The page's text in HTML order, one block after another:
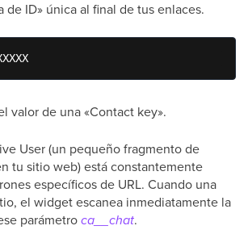
de ID» única al final de tus enlaces.
valor de una «Contact key».
User (un pequeño fragmento de
tu sitio web) está constantemente
específicos de URL. Cuando una
el widget escanea inmediatamente la
parámetroca__chat.